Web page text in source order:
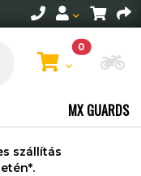
0
MX GUARDS
szállítás